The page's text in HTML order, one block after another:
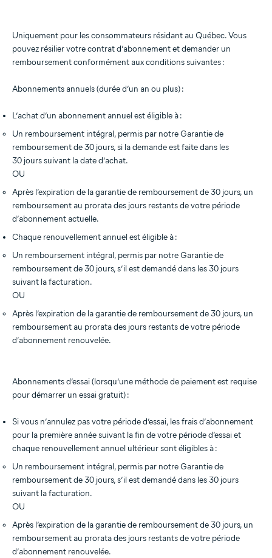
Uniquement pour les consommateurs résidant au Québec. Vous
pouvez résilier votre contrat d’abonnement et demander un
remboursement conformément aux conditions suivantes :
Abonnements annuels (durée d’un an ou plus) :
L’achat d’un abonnement annuel est éligible à :
Un remboursement intégral, permis par notre Garantie de
remboursement de 30 jours, si la demande est faite dans les
30 jours suivant la date d’achat.
OU
Après l’expiration de la garantie de remboursement de 30 jours, un
remboursement au prorata des jours restants de votre période
d’abonnement actuelle.
Chaque renouvellement annuel est éligible à :
Un remboursement intégral, permis par notre Garantie de
remboursement de 30 jours, s’il est demandé dans les 30 jours
suivant la facturation.
OU
Après l’expiration de la garantie de remboursement de 30 jours, un
remboursement au prorata des jours restants de votre période
d’abonnement renouvelée.
Abonnements d’essai (lorsqu’une méthode de paiement est requise
pour démarrer un essai gratuit) :
Si vous n’annulez pas votre période d’essai, les frais d’abonnement
pour la première année suivant la fin de votre période d’essai et
chaque renouvellement annuel ultérieur sont éligibles à :
Un remboursement intégral, permis par notre Garantie de
remboursement de 30 jours, s’il est demandé dans les 30 jours
suivant la facturation.
OU
Après l’expiration de la garantie de remboursement de 30 jours, un
remboursement au prorata des jours restants de votre période
d’abonnement renouvelée.